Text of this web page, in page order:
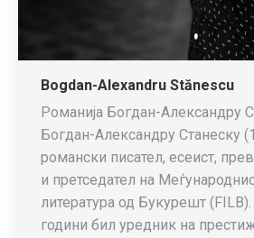
Bogdan-Alexandru Stănescu
Романија Богдан-Александру
Богдан-Александру Станеску
романски писател, есеист,
и претседател на
литература од Букурешт
години бил уредник на